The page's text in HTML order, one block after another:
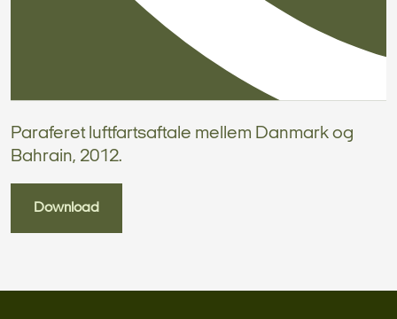
Paraferet luftfartsaftale mellem Danmark og
Bahrain, 2012.
Download